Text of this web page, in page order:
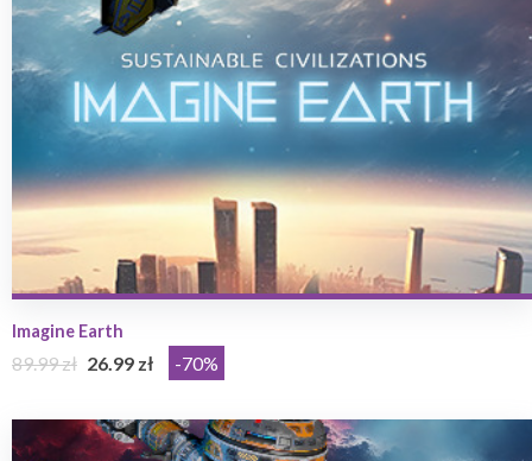
Imagine Earth
89.99 zł 26.99 zł -70%